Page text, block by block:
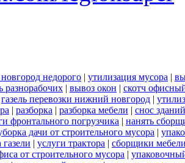
недорого | утилизация мусора |
разнорабочих | вывоз окон | скотч
газель перевозки нижний новгород |
| разборка | разборка мебели | снос зданий
фронтального погрузчика | нанять
дачи от строительного мусора |
газели | услуги трактора | сборщики
от строительного мусора |